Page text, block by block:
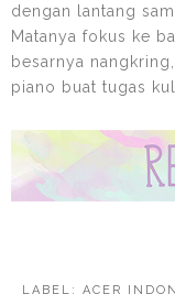
dengan lantang
Matanya fokus ke
besarnya
piano buat tugas
LABEL: ACER